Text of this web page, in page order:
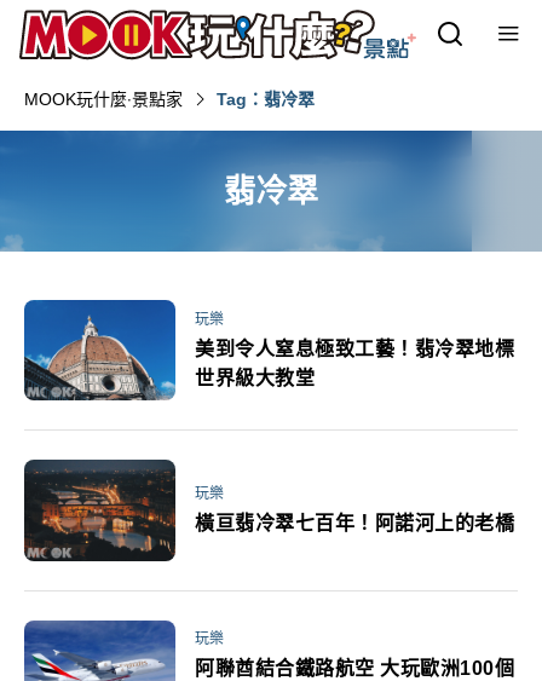
MOOK玩什麼‧景點家 Tag：翡冷翠
翡冷翠
玩樂
美到令人窒息極致工藝！翡冷翠地標
世界級大教堂
玩樂
橫亘翡冷翠七百年！阿諾河上的老橋
玩樂
阿聯酋結合鐵路航空 大玩歐洲100個